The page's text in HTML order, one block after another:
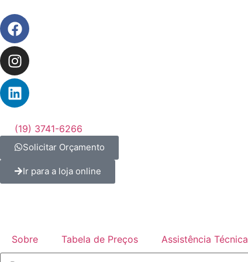
(19) 3741-6266
Solicitar Orçamento
Ir para a loja online
Sobre Tabela de Preços Assistência Técnica